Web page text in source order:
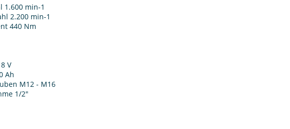
1.600 min-1
2.200 min-1
440 Nm
V
Ah
M12 - M16
1/2"